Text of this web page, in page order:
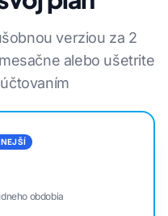
verziou za 2
alebo ušetrite
obdobia